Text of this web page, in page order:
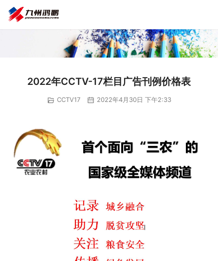
2022年CCTV-17栏目广告刊例价格表
CCTV17 2022年4月30日 下午2:33